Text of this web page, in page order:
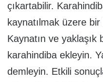
çıkartabilir.
kaynatılmak üzere
Kaynatın ve yaklaşık
karahindiba ekleyin.
demleyin. Etkili